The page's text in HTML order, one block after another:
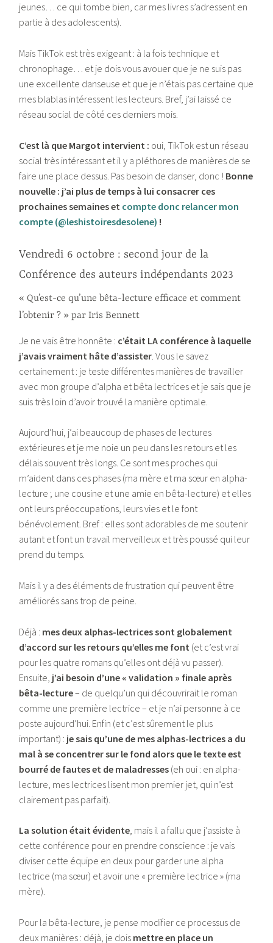
jeunes… ce qui tombe bien, car mes livres s’adressent en
partie à des adolescents).
Mais TikTok est très exigeant : à la fois technique et
chronophage… et je dois vous avouer que je ne suis pas
une excellente danseuse et que je n’étais pas certaine que
mes blablas intéressent les lecteurs. Bref, j’ai laissé ce
réseau social de côté ces derniers mois.
C’est là que Margot intervient : oui, TikTok est un réseau
social très intéressant et il y a pléthores de manières de se
faire une place dessus. Pas besoin de danser, donc ! Bonne
nouvelle : j’ai plus de temps à lui consacrer ces
prochaines semaines et compte donc relancer mon
compte (@leshistoiresdesolene) !
Vendredi 6 octobre : second jour de la
Conférence des auteurs indépendants 2023
« Qu’est-ce qu’une bêta-lecture efficace et comment
l’obtenir ? » par Iris Bennett
Je ne vais être honnête : c’était LA conférence à laquelle
j’avais vraiment hâte d’assister . Vous le savez
certainement : je teste différentes manières de travailler
avec mon groupe d’alpha et bêta lectrices et je sais que je
suis très loin d’avoir trouvé la manière optimale.
Aujourd’hui, j’ai beaucoup de phases de lectures
extérieures et je me noie un peu dans les retours et les
délais souvent très longs. Ce sont mes proches qui
m’aident dans ces phases (ma mère et ma sœur en alpha-
lecture ; une cousine et une amie en bêta-lecture) et elles
ont leurs préoccupations, leurs vies et le font
bénévolement. Bref : elles sont adorables de me soutenir
autant et font un travail merveilleux et très poussé qui leur
prend du temps.
Mais il y a des éléments de frustration qui peuvent être
améliorés sans trop de peine.
Déjà : mes deux alphas-lectrices sont globalement
d’accord sur les retours qu’elles me font (et c’est vrai
pour les quatre romans qu’elles ont déjà vu passer).
Ensuite, j’ai besoin d’une « validation » finale après
bêta-lecture– de quelqu’un qui découvrirait le roman
comme une première lectrice – et je n’ai personne à ce
poste aujourd’hui. Enfin (et c’est sûrement le plus
important) : je sais qu’une de mes alphas-lectrices a du
mal à se concentrer sur le fond alors que le texte est
bourré de fautes et de maladresses (eh oui : en alpha-
lecture, mes lectrices lisent mon premier jet, qui n’est
clairement pas parfait).
La solution était évidente, mais il a fallu que j’assiste à
cette conférence pour en prendre conscience : je vais
diviser cette équipe en deux pour garder une alpha
lectrice (ma sœur) et avoir une « première lectrice » (ma
mère).
Pour la bêta-lecture, je pense modifier ce processus de
deux manières : déjà, je dois mettre en place un